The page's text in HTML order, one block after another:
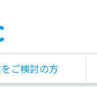
ご検討の方